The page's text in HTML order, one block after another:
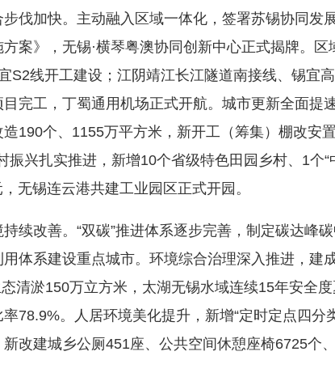
加快。主动融入区域一体化，签署苏锡协同发
案》，无锡·横琴粤澳协同创新中心正式揭牌。
S2线开工建设；江阴靖江长江隧道南接线、锡宜
完工，丁蜀通用机场正式开航。城市更新全面
190个、1155万平方米，新开工（筹集）棚改安
振兴扎实推进，新增10个省级特色田园乡村、1个
无锡连云港共建工业园区正式开园。
改善。“双碳”推进体系逐步完善，制定碳达峰
用体系建设重点城市。环境综合治理深入推进，建
清淤150万立方米，太湖无锡水域连续15年安全
78.9%。人居环境美化提升，新增“定时定点四
改建城乡公厕451座、公共空间休憩座椅6725个